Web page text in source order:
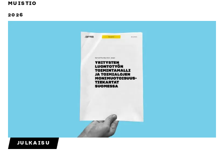
MUISTIO
2026
JULKAISU